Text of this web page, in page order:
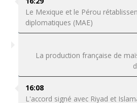
Le Mexique et le Pérou
diplomatiques (MAE)
La production française de
16:08
L'accord signé avec Riyad et